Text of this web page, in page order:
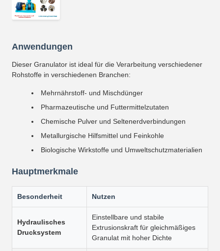
Anwendungen
Dieser Granulator ist ideal für die Verarbeitung verschiedener
Rohstoffe in verschiedenen Branchen:
Mehrnährstoff- und Mischdünger
Pharmazeutische und Futtermittelzutaten
Chemische Pulver und Seltenerdverbindungen
Metallurgische Hilfsmittel und Feinkohle
Biologische Wirkstoffe und Umweltschutzmaterialien
Hauptmerkmale
Besonderheit Nutzen
Hydraulisches
Drucksystem
Einstellbare und stabile
Extrusionskraft für gleichmäßiges
Granulat mit hoher Dichte